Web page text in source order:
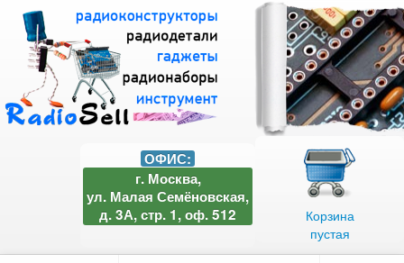
Корзина
пустая
ОФИС:
г. Москва,
ул. Малая Семёновская,
д. 3А, стр. 1, оф. 512